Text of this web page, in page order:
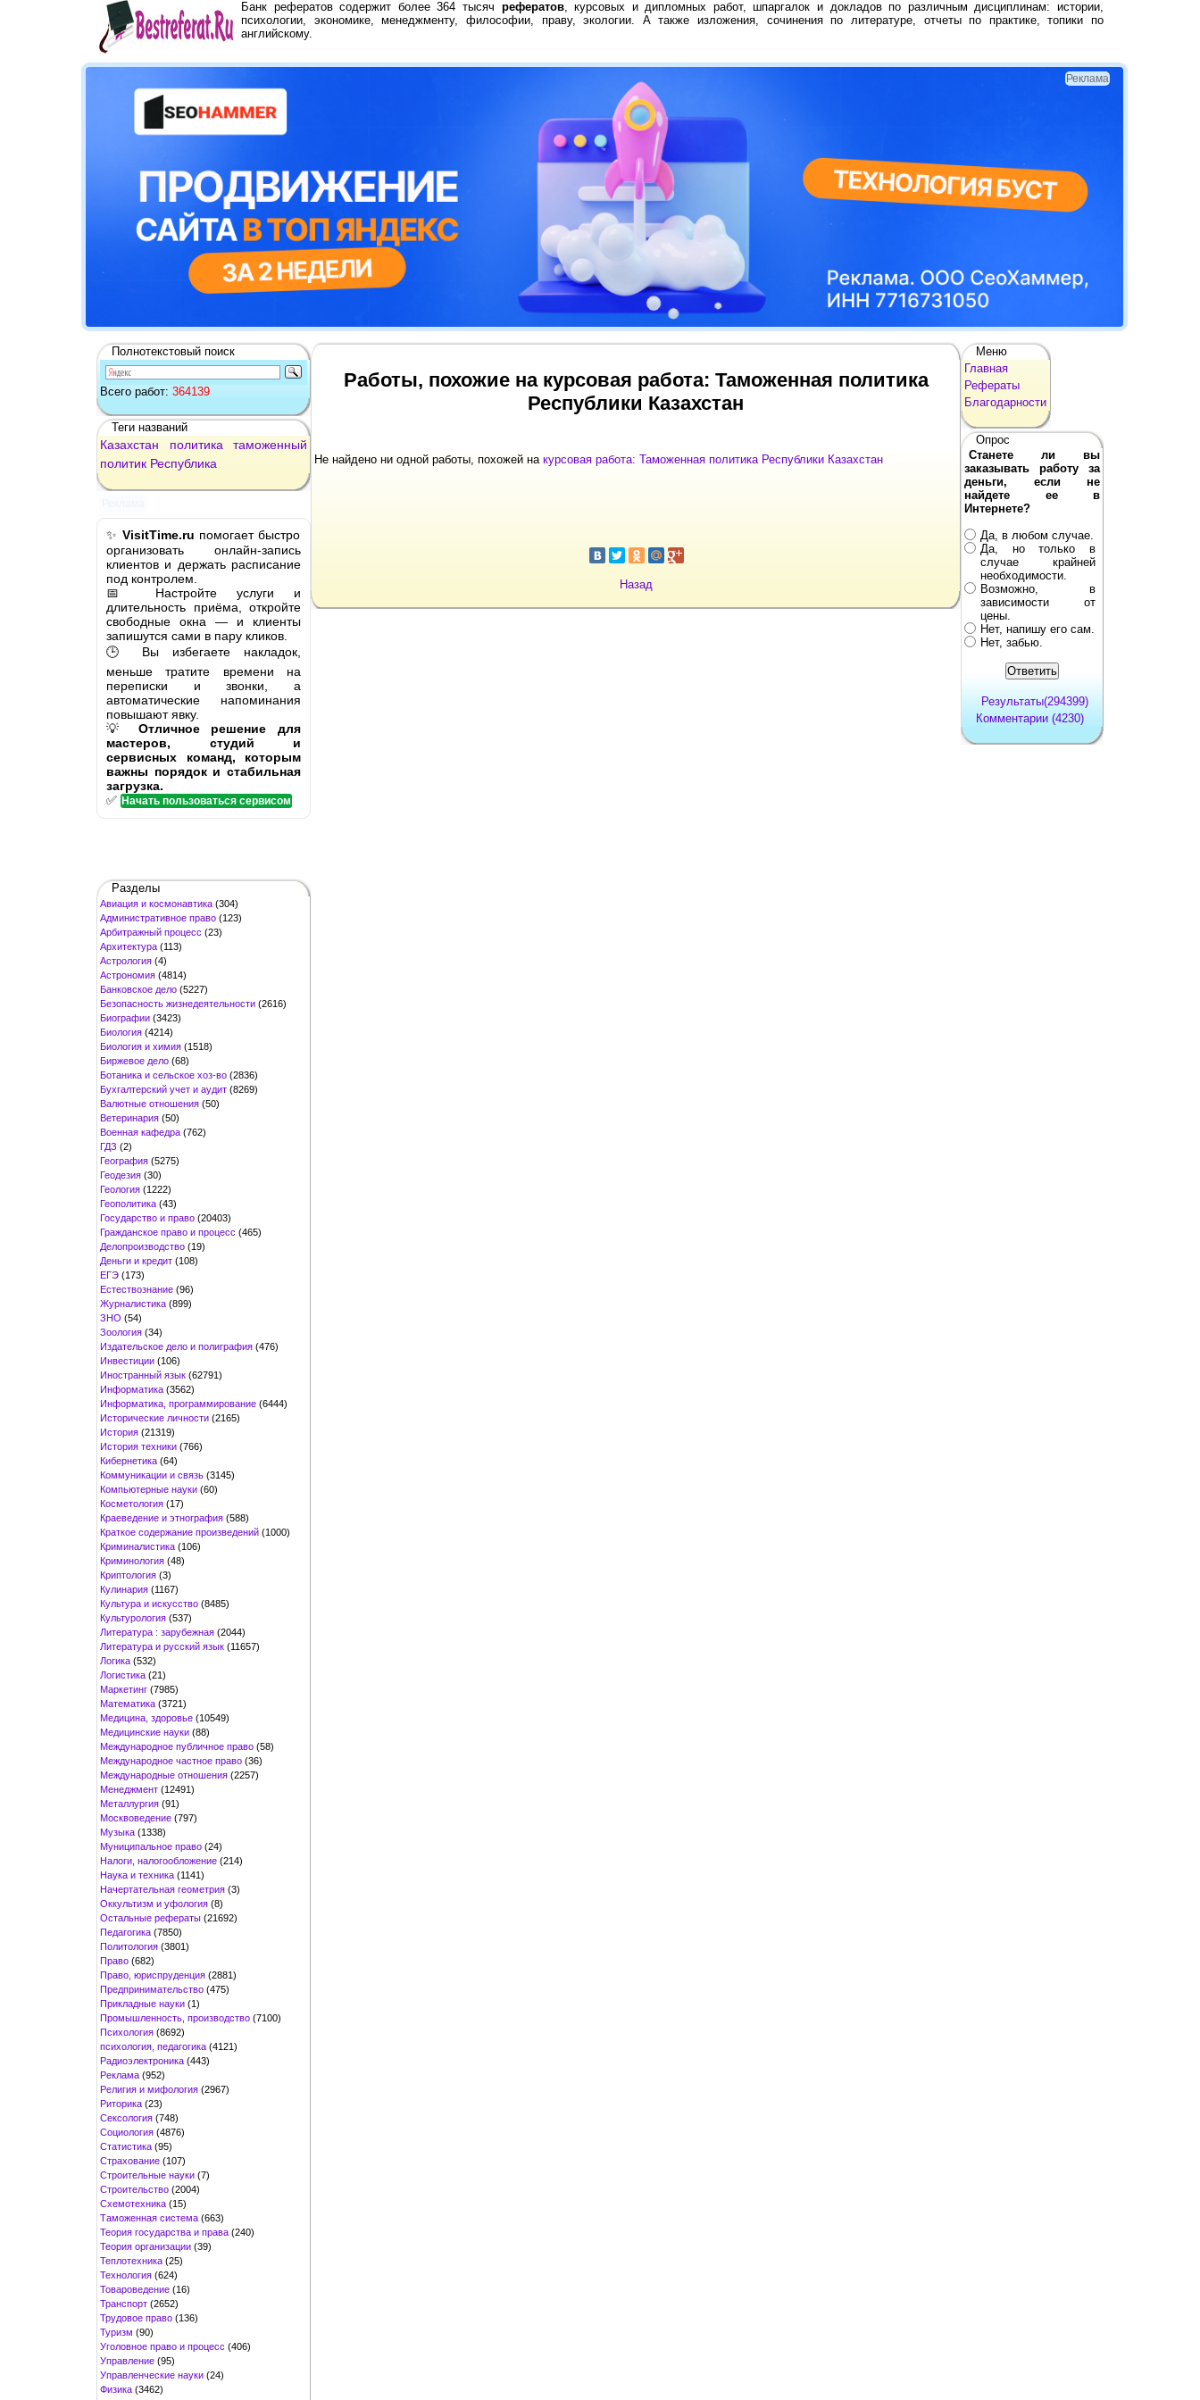
Банк рефератов содержит более 364 тысяч рефератов, курсовых и дипломных работ, шпаргалок и докладов по различным дисциплинам: истории,
психологии, экономике, менеджменту, философии, праву, экологии. А также изложения, сочинения по литературе, отчеты по практике, топики по
английскому.
Реклама
Полнотекстовый поиск
Всего работ: 364139
Теги названий
Казахстан политика
таможенный
политик Республика
✨ VisitTime.ru помогает быстро
организовать онлайн-запись
клиентов и держать расписание
под контролем.
📅 Настройте услуги и
длительность приёма, откройте
свободные окна — и клиенты
запишутся сами в пару кликов.
🕒 Вы избегаете накладок,
меньше тратите времени на
переписки и звонки, а
автоматические напоминания
повышают явку.
💡 Отличное решение для
мастеров, студий и
сервисных команд, которым
важны порядок и стабильная
загрузка.
✅ Начать пользоваться сервисом
Разделы
Авиация и космонавтика (304)
Административное право (123)
Арбитражный процесс (23)
Архитектура (113)
Астрология (4)
Астрономия (4814)
Банковское дело (5227)
Безопасность жизнедеятельности (2616)
Биографии (3423)
Биология (4214)
Биология и химия (1518)
Биржевое дело (68)
Ботаника и сельское хоз-во (2836)
Бухгалтерский учет и аудит (8269)
Валютные отношения (50)
Ветеринария (50)
Военная кафедра (762)
ГДЗ (2)
География (5275)
Геодезия (30)
Геология (1222)
Геополитика (43)
Государство и право (20403)
Гражданское право и процесс (465)
Делопроизводство (19)
Деньги и кредит (108)
ЕГЭ (173)
Естествознание (96)
Журналистика (899)
ЗНО (54)
Зоология (34)
Издательское дело и полиграфия (476)
Инвестиции (106)
Иностранный язык (62791)
Информатика (3562)
Информатика, программирование (6444)
Исторические личности (2165)
История (21319)
История техники (766)
Кибернетика (64)
Коммуникации и связь (3145)
Компьютерные науки (60)
Косметология (17)
Краеведение и этнография (588)
Краткое содержание произведений (1000)
Криминалистика (106)
Криминология (48)
Криптология (3)
Кулинария (1167)
Культура и искусство (8485)
Культурология (537)
Литература : зарубежная (2044)
Литература и русский язык (11657)
Логика (532)
Логистика (21)
Маркетинг (7985)
Математика (3721)
Медицина, здоровье (10549)
Медицинские науки (88)
Международное публичное право (58)
Международное частное право (36)
Международные отношения (2257)
Менеджмент (12491)
Металлургия (91)
Москвоведение (797)
Музыка (1338)
Муниципальное право (24)
Налоги, налогообложение (214)
Наука и техника (1141)
Начертательная геометрия (3)
Оккультизм и уфология (8)
Остальные рефераты (21692)
Педагогика (7850)
Политология (3801)
Право (682)
Право, юриспруденция (2881)
Предпринимательство (475)
Прикладные науки (1)
Промышленность, производство (7100)
Психология (8692)
психология, педагогика (4121)
Радиоэлектроника (443)
Реклама (952)
Религия и мифология (2967)
Риторика (23)
Сексология (748)
Социология (4876)
Статистика (95)
Страхование (107)
Строительные науки (7)
Строительство (2004)
Схемотехника (15)
Таможенная система (663)
Теория государства и права (240)
Теория организации (39)
Теплотехника (25)
Технология (624)
Товароведение (16)
Транспорт (2652)
Трудовое право (136)
Туризм (90)
Уголовное право и процесс (406)
Управление (95)
Управленческие науки (24)
Физика (3462)
Работы, похожие на курсовая работа: Таможенная политика
Республики Казахстан
Не найдено ни одной работы, похожей на курсовая работа: Таможенная политика Республики Казахстан
Назад
Меню
Главная
Рефераты
Благодарности
Опрос
Станете ли вы
заказывать работу за
деньги, если не
найдете ее в
Интернете?
Да, в любом случае.
Да, но только в
случае крайней
необходимости.
Возможно, в
зависимости от
цены.
Нет, напишу его сам.
Нет, забью.
Результаты(294399)
Комментарии (4230)